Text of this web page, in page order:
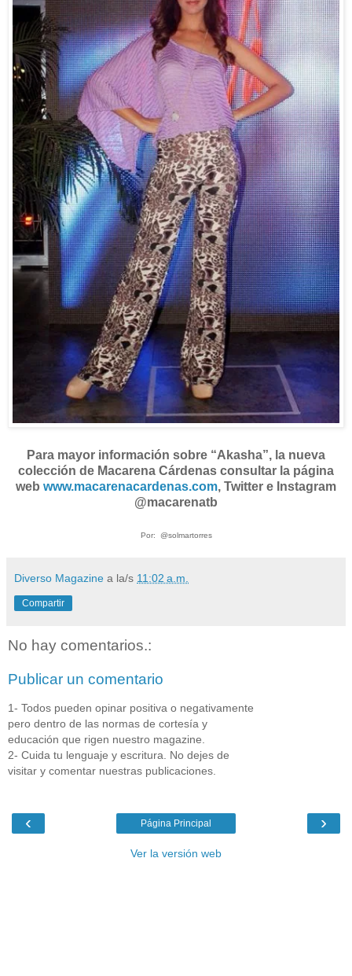
Para mayor información sobre “Akasha”, la nueva
colección de Macarena Cárdenas consultar la página
web www.macarenacardenas.com, Twitter e Instagram
@macarenatb
Por: @solmartorres
Diverso Magazine a la/s 11:02 a.m.
Compartir
No hay comentarios.:
Publicar un comentario
1- Todos pueden opinar positiva o negativamente
pero dentro de las normas de cortesía y
educación que rigen nuestro magazine.
2- Cuida tu lenguaje y escritura. No dejes de
visitar y comentar nuestras publicaciones.
‹ ›
Página Principal
Ver la versión web